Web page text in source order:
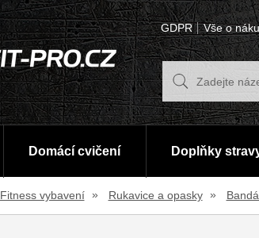
GDPR Vše o
Domácí cvičení Doplňky
Fitness vybavení Rukavice a opasky